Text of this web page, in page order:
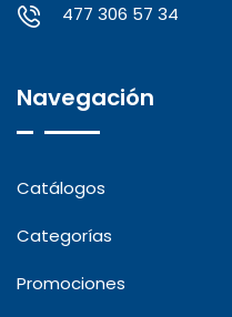
477 306 57 34
Navegación
Catálogos
Categorías
Promociones